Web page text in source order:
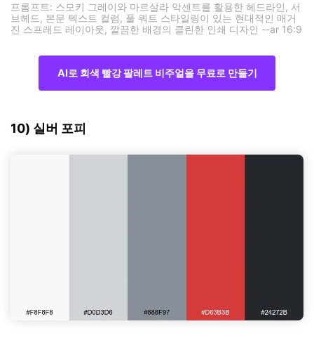
프롬프트: 스모키 그레이와 마르살라 악센트를 활용한 헤드라인, 서
브헤드, 본문 텍스트 컬럼, 풀 쿼트 스타일링이 있는 현대적인 매거
진 스프레드 레이아웃, 깔끔한 배경의 클린한 인쇄 디자인 --ar 16:9
AI로 회색 빨강 팔레트 비주얼을 무료로 만들기
10) 실버 포피